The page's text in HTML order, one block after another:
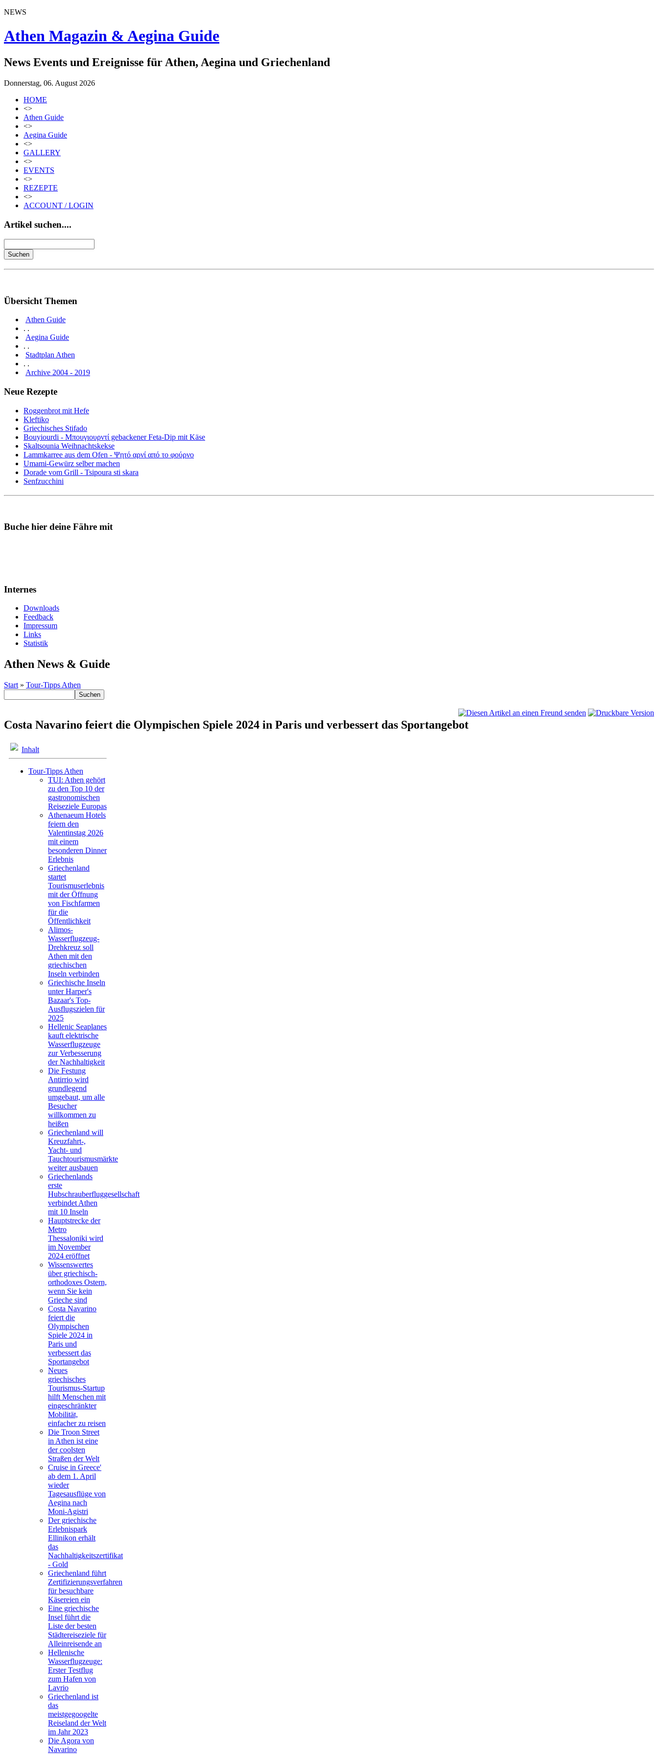
NEWS
Athen Magazin & Aegina Guide
News Events und Ereignisse für Athen, Aegina und Griechenland
Donnerstag, 06. August 2026
HOME
<>
Athen Guide
<>
Aegina Guide
<>
GALLERY
<>
EVENTS
<>
REZEPTE
<>
ACCOUNT / LOGIN
Artikel suchen....
Übersicht Themen
Athen Guide
. .
Aegina Guide
. .
Stadtplan Athen
. .
Archive 2004 - 2019
Neue Rezepte
Roggenbrot mit Hefe
Kleftiko
Griechisches Stifado
Bouyiourdi - Μπουγιουρντί gebackener Feta-Dip mit Käse
Skaltsounia Weihnachtskekse
Lammkarree aus dem Ofen - Ψητό αρνί από το φούρνο
Umami-Gewürz selber machen
Dorade vom Grill - Tsipoura sti skara
Senfzucchini
Buche hier deine Fähre mit
Internes
Downloads
Feedback
Impressum
Links
Statistik
Athen News & Guide
Start » Tour-Tipps Athen
Costa Navarino feiert die Olympischen Spiele 2024 in Paris und verbessert das Sportangebot
Inhalt
Tour-Tipps Athen
TUI: Athen gehört
zu den Top 10 der
gastronomischen
Reiseziele Europas
Athenaeum Hotels
feiern den
Valentinstag 2026
mit einem
besonderen Dinner
Erlebnis
Griechenland
startet
Tourismuserlebnis
mit der Öffnung
von Fischfarmen
für die
Öffentlichkeit
Alimos-
Wasserflugzeug-
Drehkreuz soll
Athen mit den
griechischen
Inseln verbinden
Griechische Inseln
unter Harper's
Bazaar's Top-
Ausflugszielen für
2025
Hellenic Seaplanes
kauft elektrische
Wasserflugzeuge
zur Verbesserung
der Nachhaltigkeit
Die Festung
Antirrio wird
grundlegend
umgebaut, um alle
Besucher
willkommen zu
heißen
Griechenland will
Kreuzfahrt-,
Yacht- und
Tauchtourismusmärkte
weiter ausbauen
Griechenlands
erste
Hubschrauberfluggesellschaft
verbindet Athen
mit 10 Inseln
Hauptstrecke der
Metro
Thessaloniki wird
im November
2024 eröffnet
Wissenswertes
über griechisch-
orthodoxes Ostern,
wenn Sie kein
Grieche sind
Costa Navarino
feiert die
Olympischen
Spiele 2024 in
Paris und
verbessert das
Sportangebot
Neues
griechisches
Tourismus-Startup
hilft Menschen mit
eingeschränkter
Mobilität,
einfacher zu reisen
Die Troon Street
in Athen ist eine
der coolsten
Straßen der Welt
Cruise in Greece'
ab dem 1. April
wieder
Tagesausflüge von
Aegina nach
Moni-Agistri
Der griechische
Erlebnispark
Ellinikon erhält
das
Nachhaltigkeitszertifikat
- Gold
Griechenland führt
Zertifizierungsverfahren
für besuchbare
Käsereien ein
Eine griechische
Insel führt die
Liste der besten
Städtereiseziele für
Alleinreisende an
Hellenische
Wasserflugzeuge:
Erster Testflug
zum Hafen von
Lavrio
Griechenland ist
das
meistgegoogelte
Reiseland der Welt
im Jahr 2023
Die Agora von
Navarino